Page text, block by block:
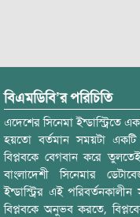
বিএমডিবি’র পরিচিতি
এদেশের সিনেমা ইন্ডাস্ট্রিতে
হয়তো বর্তমান সময়টা
বিপ্লবকে বেগবান করে
বাংলাদেশী সিনেমার
ইন্ডাস্ট্রির এই পরিবর্তনকালীন
বিপ্লবকে অনুভব করতে,